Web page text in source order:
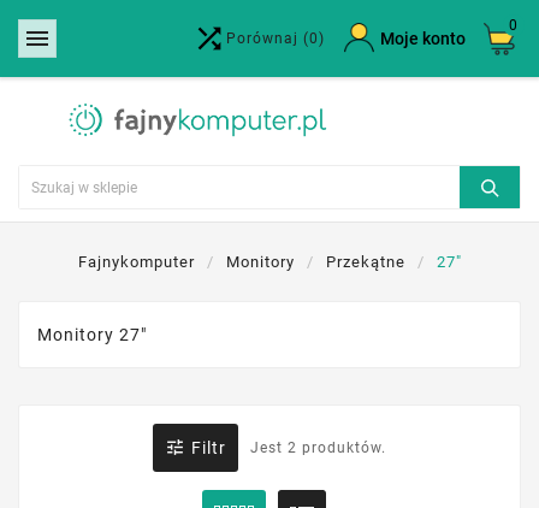
  Porównaj (0) Moje konto
0
Fajnykomputer Monitory Przekątne 27"
Monitory 27"
 Filtr Jest 2 produktów.
Utwórz listę życzeń ×
Nazwa listy życzeń
Anuluj Utwórz listę życzeń